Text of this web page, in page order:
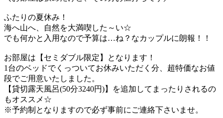
ふたりの夏休み！
海へ山へ、自然を大満喫した～い☆
でも何かと入用なので予算は…ね？なカップルに朗報！！
お部屋は【セミダブル限定】となります！
1台のベッドでくっついてお休みいただく分、超特価なお値
段でご用意いたしました。
【貸切露天風呂(50分3240円)】を追加してまったりされるの
もオススメ☆
※予約制となりますので必ず事前にご連絡下さいませ。